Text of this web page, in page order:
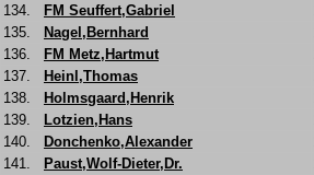
134.
FM Seuffert,Gabriel
135.
Nagel,Bernhard
136.
FM Metz,Hartmut
137.
Heinl,Thomas
138.
Holmsgaard,Henrik
139.
Lotzien,Hans
140.
Donchenko,Alexander
141.
Paust,Wolf-Dieter,Dr.